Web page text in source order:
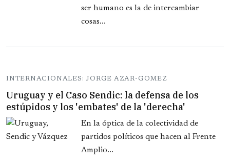
ser humano es la de intercambiar
cosas...
INTERNACIONALES: JORGE AZAR-GOMEZ
Uruguay y el Caso Sendic: la defensa de los
estúpidos y los 'embates' de la 'derecha'
En la óptica de la colectividad de
partidos políticos que hacen al Frente
Amplio...